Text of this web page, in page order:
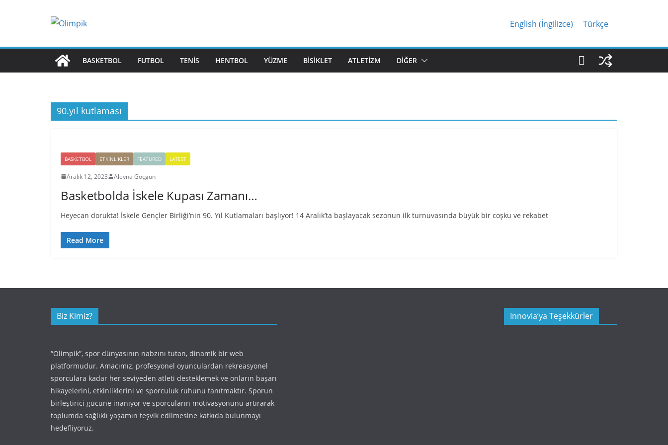
English (İngilizce) Türkçe
BASKETBOL FUTBOL TENIS HENTBOL YÜZME BISIKLET ATLETIZM DIĞER
90.yıl kutlaması
BASKETBOL ETKINLIKLER FEATURED LATEST
Aralık 12, 2023 Aleyna Göçgün
Basketbolda İskele Kupası Zamanı…
Heyecan dorukta! İskele Gençler Birliği’nin 90. Yıl Kutlamaları başlıyor! 14 Aralık’ta başlayacak sezonun ilk turnuvasında büyük bir coşku ve rekabet
Read More
Biz Kimiz?
“Olimpik”, spor dünyasının nabzını tutan, dinamik bir web
platformudur. Amacımız, profesyonel oyunculardan rekreasyonel
sporculara kadar her seviyeden atleti desteklemek ve onların başarı
hikayelerini, etkinliklerini ve sporculuk ruhunu tanıtmaktır. Sporun
birleştirici gücüne inanıyor ve sporcuların motivasyonunu artırarak
toplumda sağlıklı yaşamın teşvik edilmesine katkıda bulunmayı
hedefliyoruz.
Innovia’ya Teşekkürler